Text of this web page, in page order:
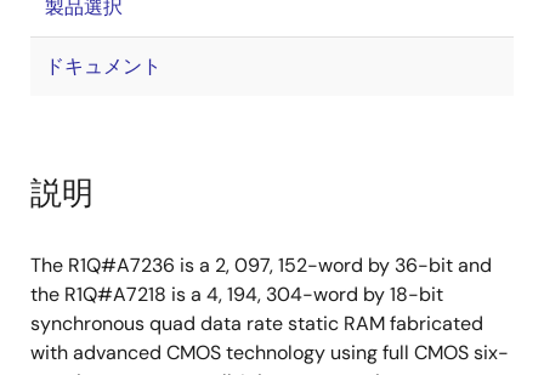
製品選択
ドキュメント
説明
The R1Q#A7236 is a 2, 097, 152-word by 36-bit and
the R1Q#A7218 is a 4, 194, 304-word by 18-bit
synchronous quad data rate static RAM fabricated
with advanced CMOS technology using full CMOS six-